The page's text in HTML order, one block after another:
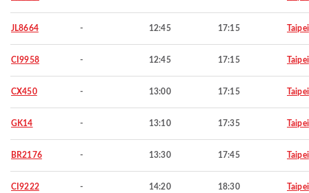
JL8664 - 12:45 17:15 Taipei
CI9958 - 12:45 17:15 Taipei
CX450 - 13:00 17:15 Taipei
GK14 - 13:10 17:35 Taipei
BR2176 - 13:30 17:45 Taipei
CI9222 - 14:20 18:30 Taipei